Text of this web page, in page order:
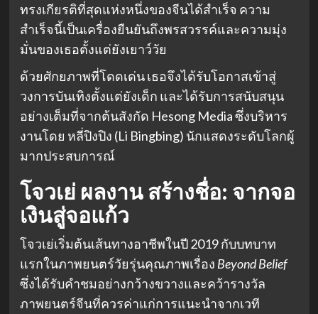
ทรงเกียรติที่สุดแห่งหนึ่งของจีนได้สำเร็จ ความ
สำเร็จนี้เป็นเครื่องยืนยันถึงพรสวรรค์และความมุ่ง
มั่นของเธอตั้งแต่ยังเยาว์วัย
ด้วยศักยภาพที่โดดเด่น เธอจึงได้รับโอกาสเข้าสู่
วงการบันเทิงตั้งแต่ยังเด็ก และได้รับการสนับสนุน
อย่างเต็มที่จากต้นสังกัด Hesong Media ซึ่งบริหาร
งานโดย หลี่ปิงปิง (Li Bingbing) นักแสดงระดับโลกผู้
มากประสบการณ์
โจวเย่ ผลงานสร้างชื่อ: จากจอ
เงินสู่จอแก้ว
โจวเย่เริ่มต้นเส้นทางอาชีพในปี 2019 กับบทบาท
แรกในภาพยนตร์วัยรุ่นคุณภาพเรื่อง Beyond Belief
ซึ่งได้รับคำชมอย่างกว้างขวางและคว้ารางวัล
ภาพยนตร์จีนที่ควรค่าแก่การแนะนำจากเวที